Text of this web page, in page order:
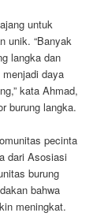
untuk
unik. “Banyak
langka dan
daya
kata Ahmad,
burung langka.
pecinta
dari Asosiasi
burung
bahwa
meningkat.